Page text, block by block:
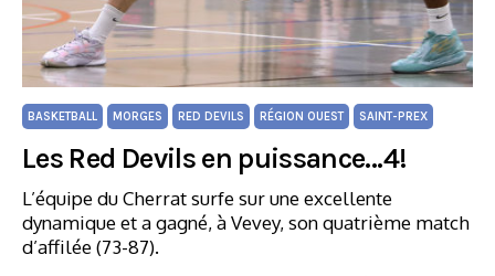
BASKETBALL MORGES RED DEVILS RÉGION OUEST SAINT-PREX
Les Red Devils en puissance…4!
L’équipe du Cherrat surfe sur une excellente
dynamique et a gagné, à Vevey, son quatrième match
d’affilée (73-87).